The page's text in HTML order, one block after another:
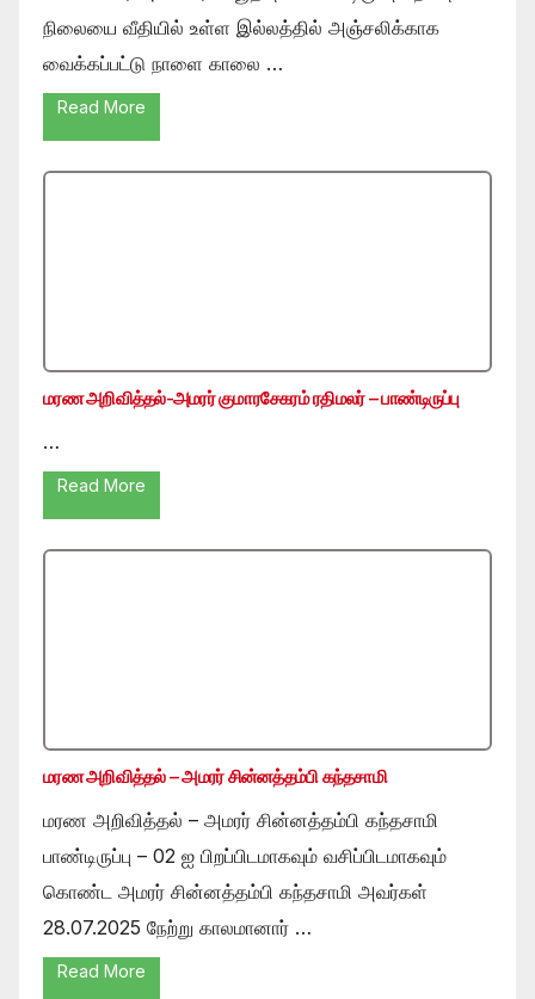
நிலையை வீதியில் உள்ள இல்லத்தில் அஞ்சலிக்காக
வைக்கப்பட்டு நாளை காலை …
Read More
மரண அறிவித்தல்-அமரர் குமாரசேகரம் ரதிமலர் – பாண்டிருப்பு
…
Read More
மரண அறிவித்தல் – அமரர் சின்னத்தம்பி கந்தசாமி
மரண அறிவித்தல் – அமரர் சின்னத்தம்பி கந்தசாமி
பாண்டிருப்பு – 02 ஐ பிறப்பிடமாகவும் வசிப்பிடமாகவும்
கொண்ட அமரர் சின்னத்தம்பி கந்தசாமி அவர்கள்
28.07.2025 நேற்று காலமானார் …
Read More